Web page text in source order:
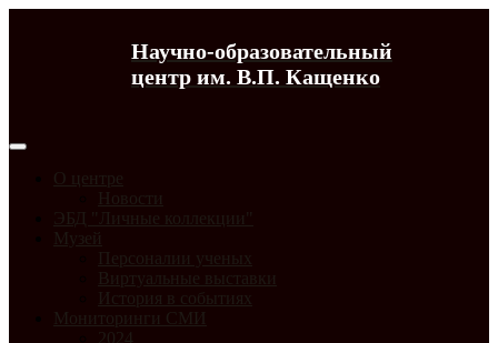
Научно-образовательный
центр им. В.П. Кащенко
О центре
Новости
ЭБД "Личные коллекции"
Музей
Персоналии ученых
Виртуальные выставки
История в событиях
Мониторинги СМИ
2024